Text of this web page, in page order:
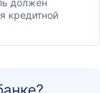
должен
кредитной